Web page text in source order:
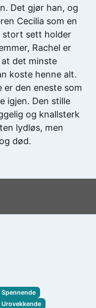
Det gjør han, og
Cecilia som en
sett holder
Rachel er
det minste
koste henne alt.
er den eneste som
igjen. Den stille
og knallsterk
lydløs, men
død.
Spennende
Urovekkende